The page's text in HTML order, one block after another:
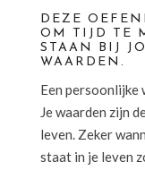
DEZE
OM TIJD TE
STAAN BIJ
WAARDEN.
Een persoonlijke
Je waarden zijn
leven. Zeker
staat in je leven